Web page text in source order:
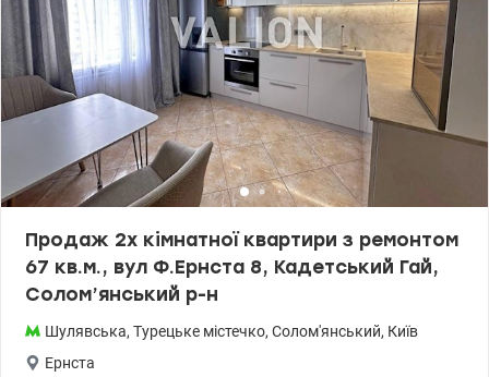
Продаж 2х кімнатної квартири з ремонтом
67 кв.м., вул Ф.Ернста 8, Кадетський Гай,
Солом’янський р-н
Шулявська, Турецьке містечко, Солом'янський, Київ
Ернста